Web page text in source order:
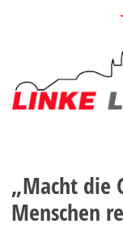
„Macht die
Menschen